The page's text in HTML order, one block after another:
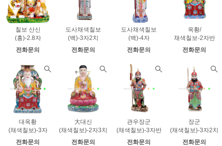
칠보 산신
(홍)-2.8자
전화문의
도사채색칠보
(백)-3자2치
전화문의
도사채색칠보
(백)-4자
전화문의
옥황/
채색칠보-2자반
전화문의
대옥황
(채색칠보)-3자
전화문의
大대신
(채색칠보)-2자3치
전화문의
관우장군
(채색칠보)-3자반
전화문의
장군
(채색칠보)-3자2치
전화문의